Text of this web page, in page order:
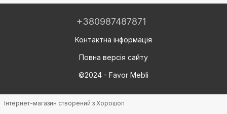
+380987487871
Контактна інформація
Повна версія сайту
©2024 - Favor Mebli
Інтернет-магазин створений з Хорошоп